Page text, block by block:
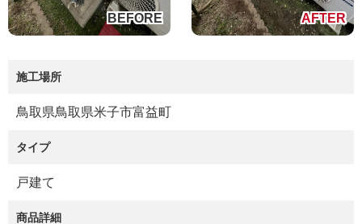
施工場所
鳥取県鳥取県米子市富益町
タイプ
戸建て
商品詳細